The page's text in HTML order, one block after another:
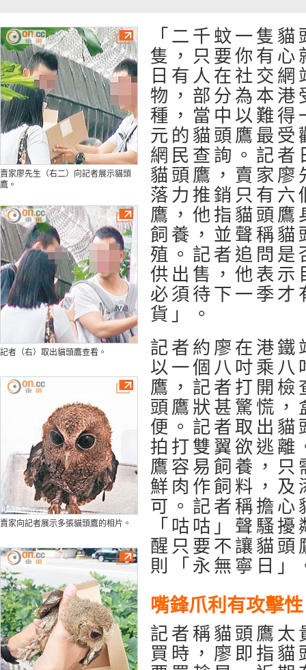
賣家廖先生（右二）向記者展示貓頭
鷹。
記者（右）取出貓頭鷹查看。
賣家向記者展示多張貓頭鷹的相片。
「二千蚊一隻
隻，只要你有心
日有人在社交
物，部分為本港
種，當中以難得
元的貓頭鷹最受
網民查詢。記者
貓頭鷹，賣家廖
落力推銷只有六
鷹，他指貓頭鷹
飼養，並聲稱貓
殖。記者追問是
供出售，他表示
必須待下一季才
貨」。
記者約廖在港鐵
以一個八吋乘八
鷹，記者打開檢
頭鷹狀甚驚慌，
便。記者取出貓
拍打雙翼欲逃離
鷹容易飼養，只
鮮肉作飼料，及
可。記者稱擔心
「咕咕」聲騷
醒只要不讓貓頭
則「永無寧日」
嘴鋒爪利有攻擊性
記者稱貓頭鷹太
買時，廖即指